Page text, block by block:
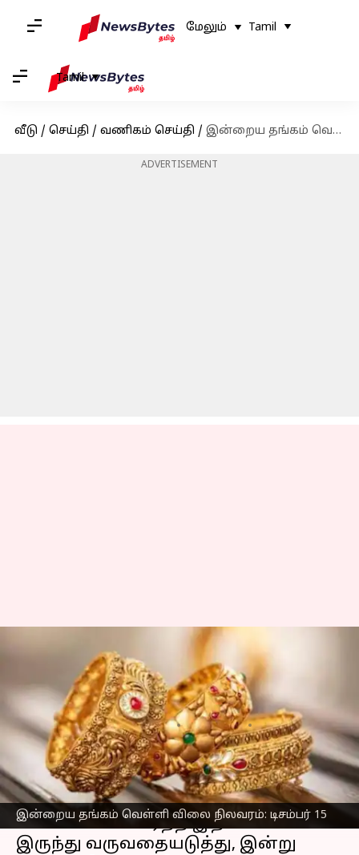
மேலும் Tamil
Tamil
வீடு / செய்தி / வணிகம் செய்தி / இன்றைய தங்கம் வெள்ளி விலை நிலவரம்: டிசம்பர் 15
ADVERTISEMENT
இன்றைய தங்கம் வெள்ளி விலை நிலவரம்: டிசம்பர் 15
இன்றைய தங்கம் வெள்ளி
விலை நிலவரம்: டிசம்பர்
15
எழுதியவர் Prasanna Venkatesh Dec 15, 2023 11:41 am
செய்தி முன்னோட்டம்
கடந்த சில வாரங்களாகவேதங்கம்
வெள்ளி விலைஏற்ற இறக்கமாக
இருந்து வருவதையடுத்து, இன்று